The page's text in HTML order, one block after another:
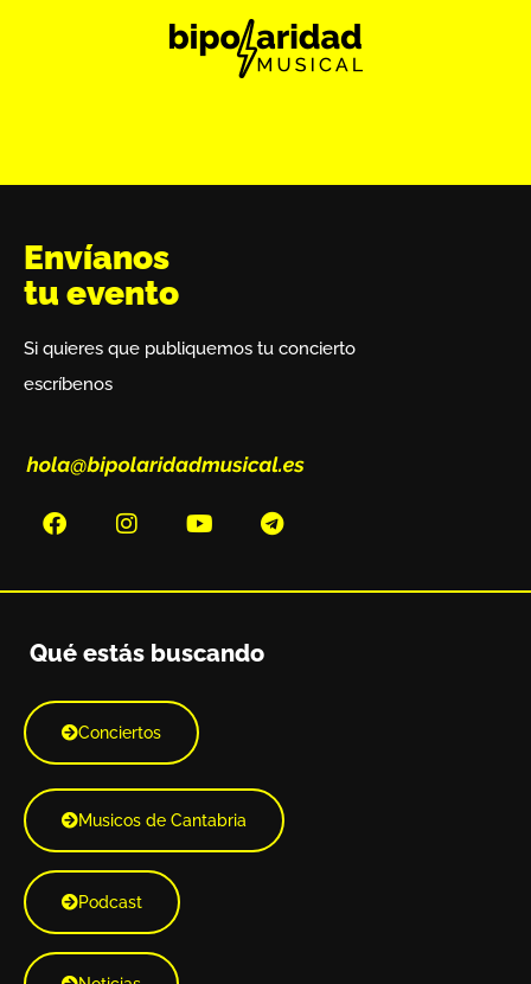
Envíanos
tu evento
Si quieres que publiquemos tu concierto
escríbenos
Qué estás buscando
Conciertos
Musicos de Cantabria
Podcast